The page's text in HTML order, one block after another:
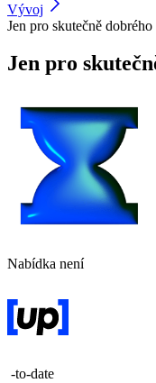
Vývoj
Jen pro skutečně
Jen pro
Nabídka není
-to-date